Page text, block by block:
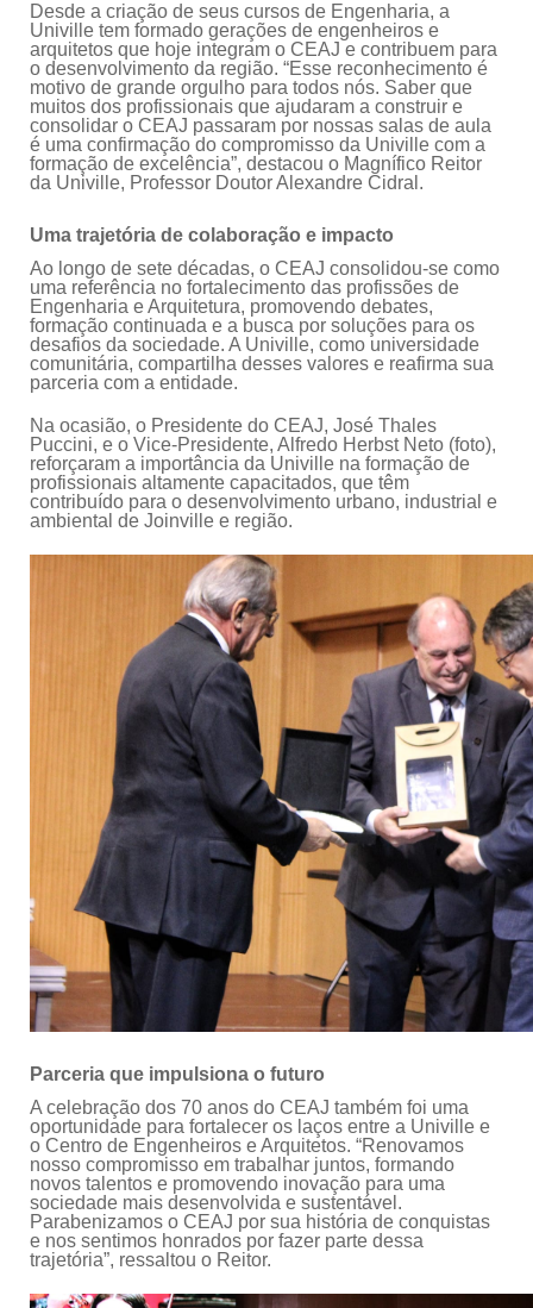
Desde a criação de seus cursos de Engenharia, a
Univille tem formado gerações de engenheiros e
arquitetos que hoje integram o CEAJ e contribuem para
o desenvolvimento da região. “Esse reconhecimento é
motivo de grande orgulho para todos nós. Saber que
muitos dos profissionais que ajudaram a construir e
consolidar o CEAJ passaram por nossas salas de aula
é uma confirmação do compromisso da Univille com a
formação de excelência”, destacou o Magnífico Reitor
da Univille, Professor Doutor Alexandre Cidral.
Uma trajetória de colaboração e impacto
Ao longo de sete décadas, o CEAJ consolidou-se como
uma referência no fortalecimento das profissões de
Engenharia e Arquitetura, promovendo debates,
formação continuada e a busca por soluções para os
desafios da sociedade. A Univille, como universidade
comunitária, compartilha desses valores e reafirma sua
parceria com a entidade.
Na ocasião, o Presidente do CEAJ, José Thales
Puccini, e o Vice-Presidente, Alfredo Herbst Neto (foto),
reforçaram a importância da Univille na formação de
profissionais altamente capacitados, que têm
contribuído para o desenvolvimento urbano, industrial e
ambiental de Joinville e região.
Parceria que impulsiona o futuro
A celebração dos 70 anos do CEAJ também foi uma
oportunidade para fortalecer os laços entre a Univille e
o Centro de Engenheiros e Arquitetos. “Renovamos
nosso compromisso em trabalhar juntos, formando
novos talentos e promovendo inovação para uma
sociedade mais desenvolvida e sustentável.
Parabenizamos o CEAJ por sua história de conquistas
e nos sentimos honrados por fazer parte dessa
trajetória”, ressaltou o Reitor.